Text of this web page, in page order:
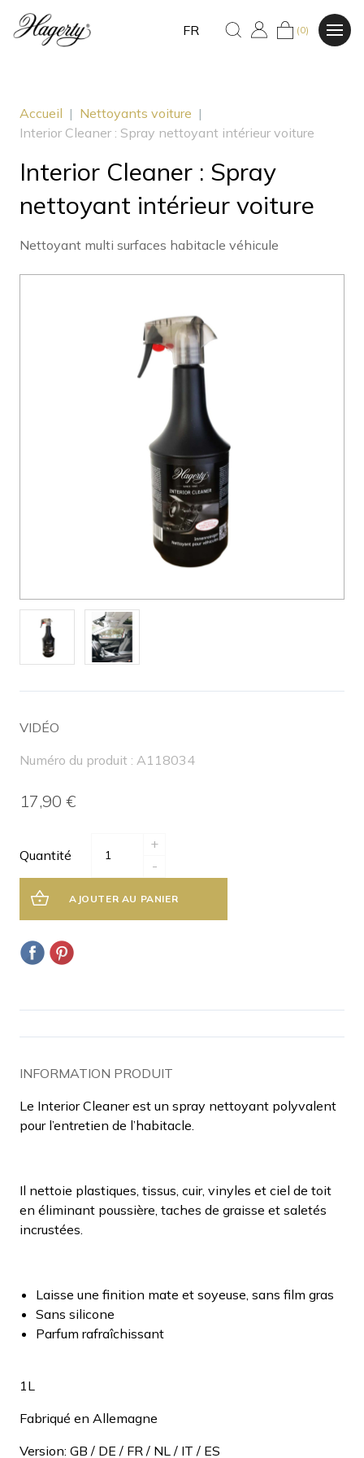
FR (0)
Accueil | Nettoyants voiture |
Interior Cleaner : Spray nettoyant intérieur voiture
Interior Cleaner : Spray
nettoyant intérieur voiture
Nettoyant multi surfaces habitacle véhicule
VIDÉO
Numéro du produit : A118034
17,90 €
Quantité
+
-
AJOUTER AU PANIER
INFORMATION PRODUIT
Le Interior Cleaner est un spray nettoyant polyvalent
pour l’entretien de l’habitacle.
Il nettoie plastiques, tissus, cuir, vinyles et ciel de toit
en éliminant poussière, taches de graisse et saletés
incrustées.
Laisse une finition mate et soyeuse, sans film gras
Sans silicone
Parfum rafraîchissant
1L
Fabriqué en Allemagne
Version: GB / DE / FR / NL / IT / ES